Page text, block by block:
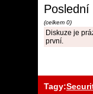
(celkem 0)
Diskuze je
první.
Tagy: